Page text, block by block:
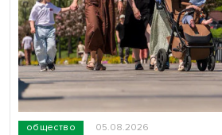
общество 05.08.2026